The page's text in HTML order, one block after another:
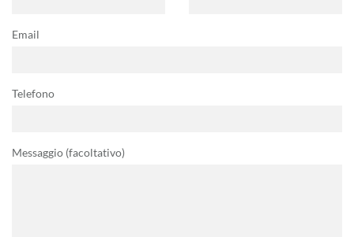
Email
Telefono
Messaggio (facoltativo)